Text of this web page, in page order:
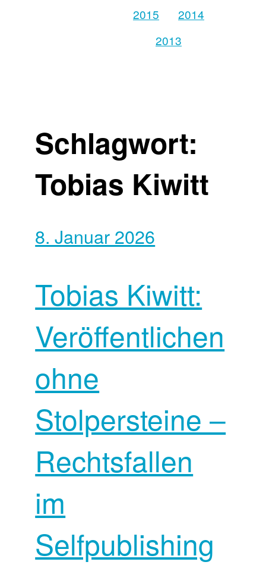
2015
2014
2013
Schlagwort:
Tobias Kiwitt
8. Januar 2026
Tobias Kiwitt:
Veröffentlichen
ohne
Stolpersteine –
Rechtsfallen
im
Selfpublishing